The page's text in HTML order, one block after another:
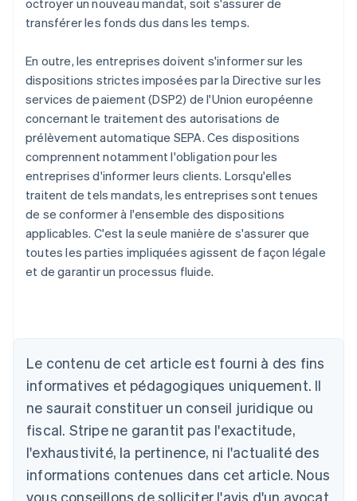
octroyer un nouveau mandat, soit s'assurer de
transférer les fonds dus dans les temps.
En outre, les entreprises doivent s'informer sur les
dispositions strictes imposées par la Directive sur les
services de paiement (DSP2) de l'Union européenne
concernant le traitement des autorisations de
prélèvement automatique SEPA. Ces dispositions
comprennent notamment l'obligation pour les
entreprises d'informer leurs clients. Lorsqu'elles
traitent de tels mandats, les entreprises sont tenues
de se conformer à l'ensemble des dispositions
applicables. C'est la seule manière de s'assurer que
toutes les parties impliquées agissent de façon légale
et de garantir un processus fluide.
Le contenu de cet article est fourni à des fins
informatives et pédagogiques uniquement. Il
ne saurait constituer un conseil juridique ou
fiscal. Stripe ne garantit pas l'exactitude,
l'exhaustivité, la pertinence, ni l'actualité des
informations contenues dans cet article. Nous
vous conseillons de solliciter l'avis d'un avocat
DeutschEnglish
English
Autriche
Deutsch English
Belgique
NederlandsFrançaisDeutschEnglish
Brésil